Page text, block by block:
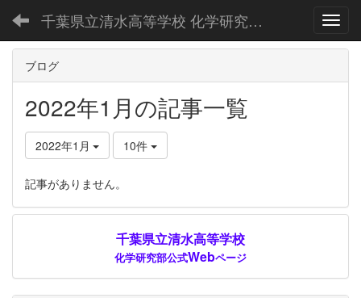
千葉県立清水高等学校 化学研究部公式Webページ
ブログ
2022年1月の記事一覧
2022年1月 10件
記事がありません。
千葉県立清水高等学校
化学研究部公式Webページ